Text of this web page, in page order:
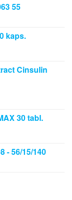
55
kaps.
Cinsulin
30 tabl.
- 56/15/140